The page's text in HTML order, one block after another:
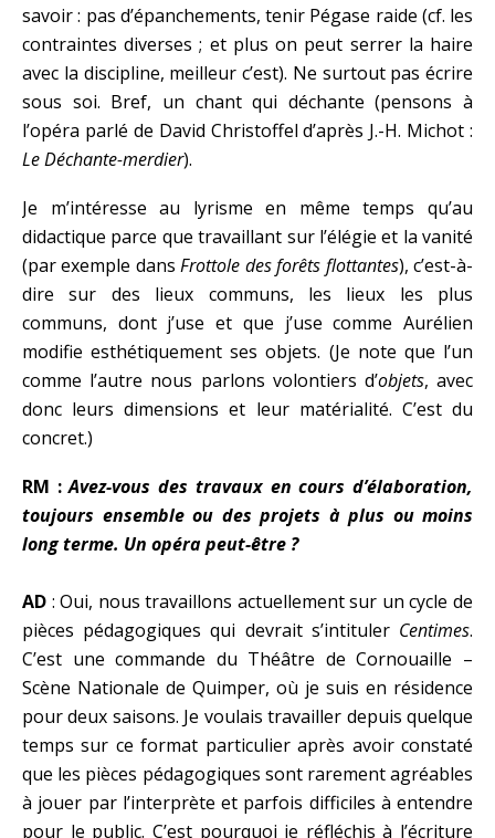
savoir : pas d’épanchements, tenir Pégase raide (cf. les
contraintes diverses ; et plus on peut serrer la haire
avec la discipline, meilleur c’est). Ne surtout pas écrire
sous soi. Bref, un chant qui déchante (pensons à
l’opéra parlé de David Christoffel d’après J.-H. Michot :
Le Déchante-merdier).
Je m’intéresse au lyrisme en même temps qu’au
didactique parce que travaillant sur l’élégie et la vanité
(par exemple dansFrottole des forêts flottantes), c’est-à-
dire sur des lieux communs, les lieux les plus
communs, dont j’use et que j’use comme Aurélien
modifie esthétiquement ses objets. (Je note que l’un
comme l’autre nous parlons volontiers d’objets, avec
donc leurs dimensions et leur matérialité. C’est du
concret.)
RM :Avez-vous des travaux en cours d’élaboration,
toujours ensemble ou des projets à plus ou moins
long terme. Un opéra peut-être ?
AD : Oui, nous travaillons actuellement sur un cycle de
pièces pédagogiques qui devrait s’intituler Centimes.
C’est une commande du Théâtre de Cornouaille –
Scène Nationale de Quimper, où je suis en résidence
pour deux saisons. Je voulais travailler depuis quelque
temps sur ce format particulier après avoir constaté
que les pièces pédagogiques sont rarement agréables
à jouer par l’interprète et parfois difficiles à entendre
pour le public. C’est pourquoi je réfléchis à l’écriture